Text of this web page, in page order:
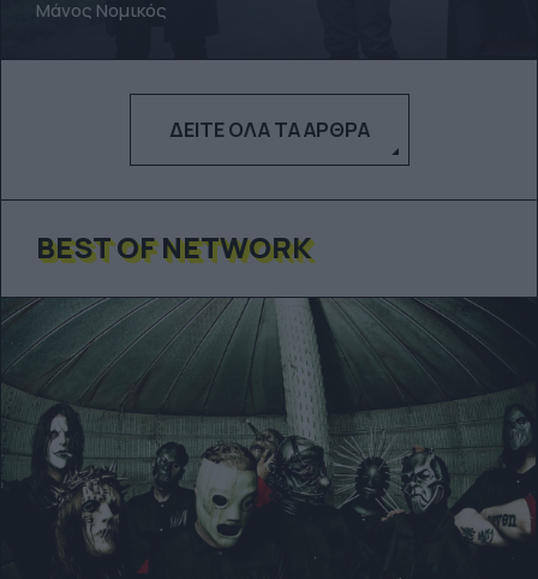
Μάνος Νομικός
ΔΕΊΤΕ ΌΛΑ ΤΑ ΆΡΘΡΑ
BEST OF NETWORK